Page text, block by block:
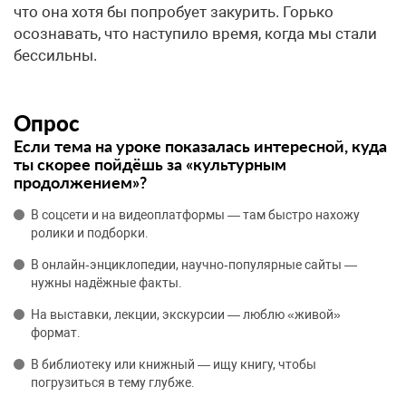
что она хотя бы попробует закурить. Горько
осознавать, что наступило время, когда мы стали
бессильны.
Опрос
Если тема на уроке показалась интересной, куда
ты скорее пойдёшь за «культурным
продолжением»?
В соцсети и на видеоплатформы — там быстро нахожу
ролики и подборки.
В онлайн‑энциклопедии, научно‑популярные сайты —
нужны надёжные факты.
На выставки, лекции, экскурсии — люблю «живой»
формат.
В библиотеку или книжный — ищу книгу, чтобы
погрузиться в тему глубже.